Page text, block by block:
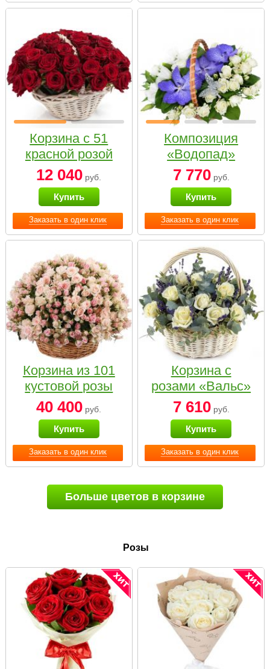
Заказать в один клик
Корзина с 51
красной розой
12 040 руб.
Купить
Заказать в один клик
Композиция
«Водопад»
7 770руб.
Купить
Заказать в один клик
Корзина из 101
кустовой розы
нежных тонов
40 400 руб.
Купить
Заказать в один клик
Корзина с
розами «Вальс»
7 610руб.
Купить
Больше цветов в корзине
Розы